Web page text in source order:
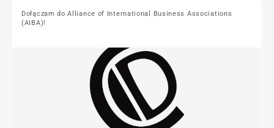
Dołączam do Alliance of International Business Associations
(AIBA)!